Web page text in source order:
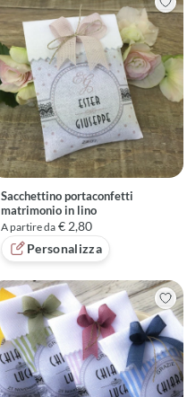
Sacchettino portaconfetti
matrimonio in lino
A partire da € 2,80
Personalizza